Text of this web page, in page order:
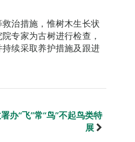
治措施，惟树木生长状
专家为古树进行检查，
续采取养护措施及跟进
办“飞”常“鸟”不起鸟类特
展